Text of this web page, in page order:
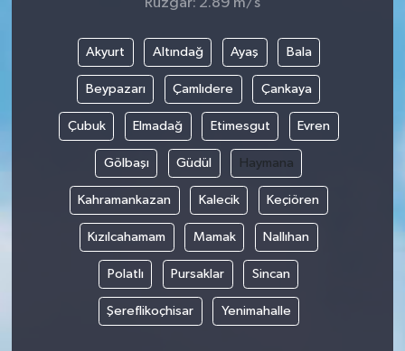
Rüzgar: 2.89 m/s
Akyurt Altındağ Ayaş Bala
Beypazarı Çamlıdere Çankaya
Çubuk Elmadağ Etimesgut Evren
Gölbaşı Güdül Haymana
Kahramankazan Kalecik Keçiören
Kızılcahamam Mamak Nallıhan
Polatlı Pursaklar Sincan
Şereflikoçhisar Yenimahalle